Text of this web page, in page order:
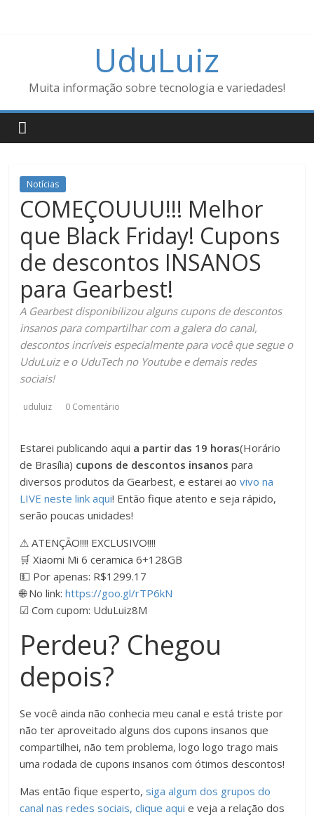
UduLuiz
Muita informação sobre tecnologia e variedades!
Notícias
COMEÇOUUU!!! Melhor
que Black Friday! Cupons
de descontos INSANOS
para Gearbest!
A Gearbest disponibilizou alguns cupons de descontos
insanos para compartilhar com a galera do canal,
descontos incríveis especialmente para você que segue o
UduLuiz e o UduTech no Youtube e demais redes
sociais!
uduluiz 0 Comentário
Estarei publicando aqui a partir das 19 horas(Horário
de Brasília) cupons de descontos insanos para
diversos produtos da Gearbest, e estarei aovivo na
LIVE neste link aqui! Então fique atento e seja rápido,
serão poucas unidades!
⚠ ATENÇÃO!!!! EXCLUSIVO!!!!
🛒 Xiaomi Mi 6 ceramica 6+128GB
💵 Por apenas: R$1299.17
🌐 No link:https://goo.gl/rTP6kN
☑ Com cupom: UduLuiz8M
Perdeu? Chegou
depois?
Se você ainda não conhecia meu canal e está triste por
não ter aproveitado alguns dos cupons insanos que
compartilhei, não tem problema, logo logo trago mais
uma rodada de cupons insanos com ótimos descontos!
Mas então fique esperto,siga algum dos grupos do
canal nas redes sociais, clique aqui e veja a relação dos